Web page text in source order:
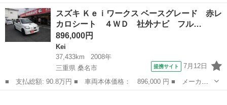
OEMになります。 ★車両情報★ 平成11年式 走行距離 52635㎞(多少
前後する場合あり） 車検2年付き！（入金確認後通します） ...
静岡 伊豆市 修善寺駅
スズキ Ｋｅｉワークス ベースグレード 赤レ
カロシート ４ＷＤ 社外ナビ フル…
896,000円
Kei
37,433km
2008年
三重県 桑名市
提携サイト 7月12日
■ 支払総額: 90.8万円 ■ 車両本体価格： 896,000 円 ■ メーカー
名： スズキ ■ 車種名： Ｋｅｉワークス ■ グレード名： ベー